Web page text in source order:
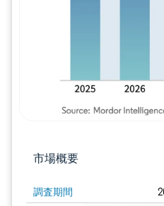
市場概要
調査期間